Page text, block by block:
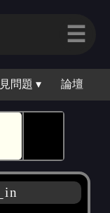
☰
問題 ▾ 論壇